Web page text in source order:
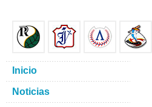
Inicio
Noticias